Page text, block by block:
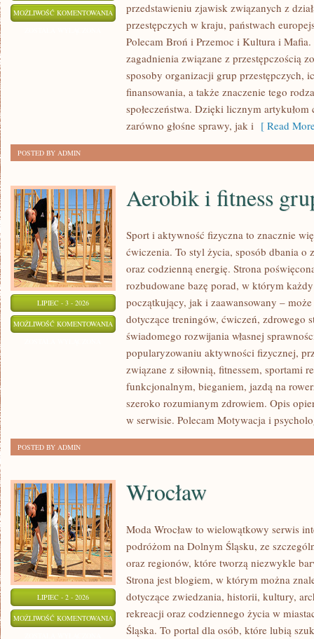
MOŻLIWOŚĆ KOMENTOWANIA KARTELE
NARKOTYKOWE
przedstawieniu zjawisk związanych z
przestępczych w kraju, państwach
Polecam Broń i Przemoc i Kultura i
zagadnienia związane z przestępczością
sposoby organizacji grup przestępczych,
finansowania, a także znaczenie tego
społeczeństwa. Dzięki licznym
zarówno głośne sprawy, jak i [ Read
POSTED BY ADMIN
LIPIEC - 3 - 2026
MOŻLIWOŚĆ KOMENTOWANIA AEROBIK
FITNESS
GRUPOWY
Aerobik i fitness
Sport i aktywność fizyczna to znacznie
ćwiczenia. To styl życia, sposób dbania o
oraz codzienną energię. Strona
rozbudowane bazę porad, w którym
początkujący, jak i zaawansowany –
dotyczące treningów, ćwiczeń, zdrowego
świadomego rozwijania własnej
popularyzowaniu aktywności fizycznej,
związane z siłownią, fitnessem, sportami
funkcjonalnym, bieganiem, jazdą na
szeroko rozumianym zdrowiem. Opis
w serwisie. Polecam Motywacja i
POSTED BY ADMIN
LIPIEC - 2 - 2026
MOŻLIWOŚĆ KOMENTOWANIA WROCŁAW
Wrocław
Moda Wrocław to wielowątkowy serwis
podróżom na Dolnym Śląsku, ze
oraz regionów, które tworzą niezwykle
Strona jest blogiem, w którym można
dotyczące zwiedzania, historii, kultury,
rekreacji oraz codziennego życia w
Śląska. To portal dla osób, które lubią